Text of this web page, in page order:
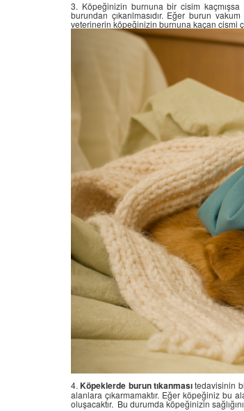
3. Köpeğinizin burnuna bir cisim kaçmışsa
burundan çıkarılmasıdır. Eğer burun
veterinerin köpeğinizin burnuna kaçan cismi
4.Köpeklerde burun tıkanmasıtedavisinin
alanlara çıkarmamaktır. Eğer köpeğiniz bu
oluşacaktır. Bu durumda köpeğinizin